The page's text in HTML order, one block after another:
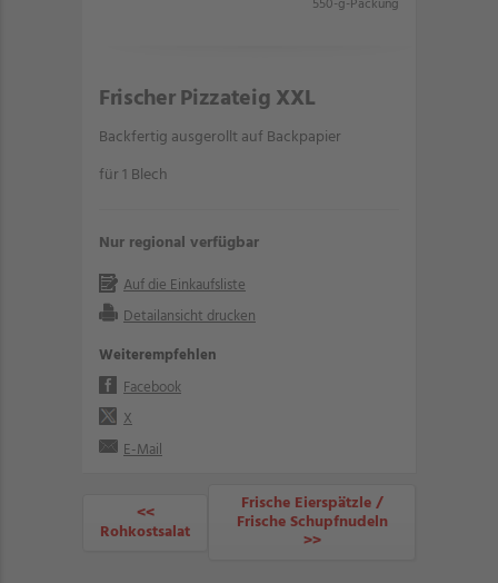
550-g-Packung
Frischer Pizzateig XXL
Backfertig ausgerollt auf Backpapier
für 1 Blech
Nur regional verfügbar
Auf die Einkaufsliste
Detailansicht drucken
Weiterempfehlen
Facebook
X
E-Mail
<<
Rohkostsalat
Frische Eierspätzle /
Frische Schupfnudeln
>>